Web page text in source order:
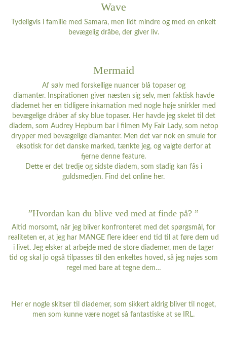
Wave
Tydeligvis i familie med Samara, men lidt mindre og med en enkelt
bevægelig dråbe, der giver liv.
Mermaid
Af sølv med forskellige nuancer blå topaser og
diamanter. Inspirationen giver næsten sig selv, men faktisk havde
diademet her en tidligere inkarnation med nogle høje snirkler med
bevægelige dråber af sky blue topaser. Her havde jeg skelet til det
diadem, som Audrey Hepburn bar i filmen My Fair Lady, som netop
drypper med bevægelige diamanter. Men det var nok en smule for
eksotisk for det danske marked, tænkte jeg, og valgte derfor at
fjerne denne feature.
Dette er det tredje og sidste diadem, som stadig kan fås i
guldsmedjen. Find det online her.
”Hvordan kan du blive ved med at finde på? ”
Altid morsomt, når jeg bliver konfronteret med det spørgsmål, for
realiteten er, at jeg har MANGE flere ideer end tid til at føre dem ud
i livet. Jeg elsker at arbejde med de store diademer, men de tager
tid og skal jo også tilpasses til den enkeltes hoved, så jeg nøjes som
regel med bare at tegne dem…
Her er nogle skitser til diademer, som sikkert aldrig bliver til noget,
men som kunne være noget så fantastiske at se IRL.